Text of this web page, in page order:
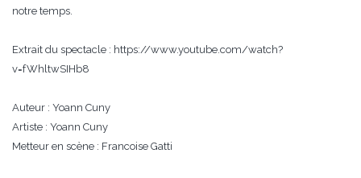
notre temps.
Extrait du spectacle : https://www.youtube.com/watch?
v=fWhltwSIHb8
Auteur : Yoann Cuny
Artiste : Yoann Cuny
Metteur en scène : Francoise Gatti